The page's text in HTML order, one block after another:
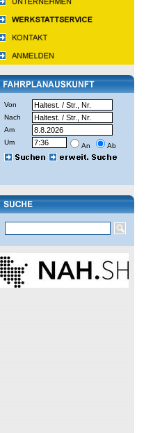
Von
Nach
Am
Um
An Ab